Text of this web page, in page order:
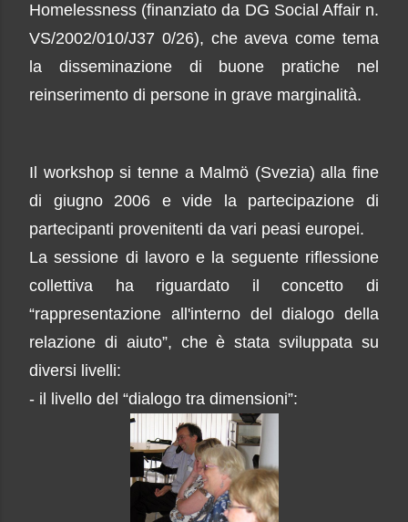
Homelessness (finanziato da DG Social Affair n.
VS/2002/010/J37 0/26), che aveva come tema
la disseminazione di buone pratiche nel
reinserimento di persone in grave marginalità.
Il workshop si tenne a Malmö (Svezia) alla fine
di giugno 2006 e vide la partecipazione di
partecipanti provenitenti da vari peasi europei.
La sessione di lavoro e la seguente riflessione
collettiva ha riguardato il concetto di
“rappresentazione all'interno del dialogo della
relazione di aiuto”, che è stata sviluppata su
diversi livelli:
- il livello del “dialogo tra dimensioni”: